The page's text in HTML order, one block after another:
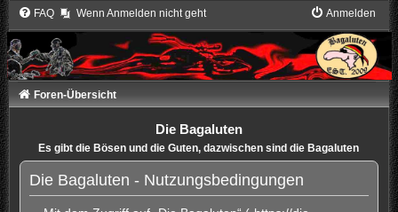
FAQ Wenn Anmelden nicht geht Anmelden
Foren-Übersicht
Die Bagaluten
Es gibt die Bösen und die Guten, dazwischen sind die Bagaluten
Die Bagaluten - Nutzungsbedingungen